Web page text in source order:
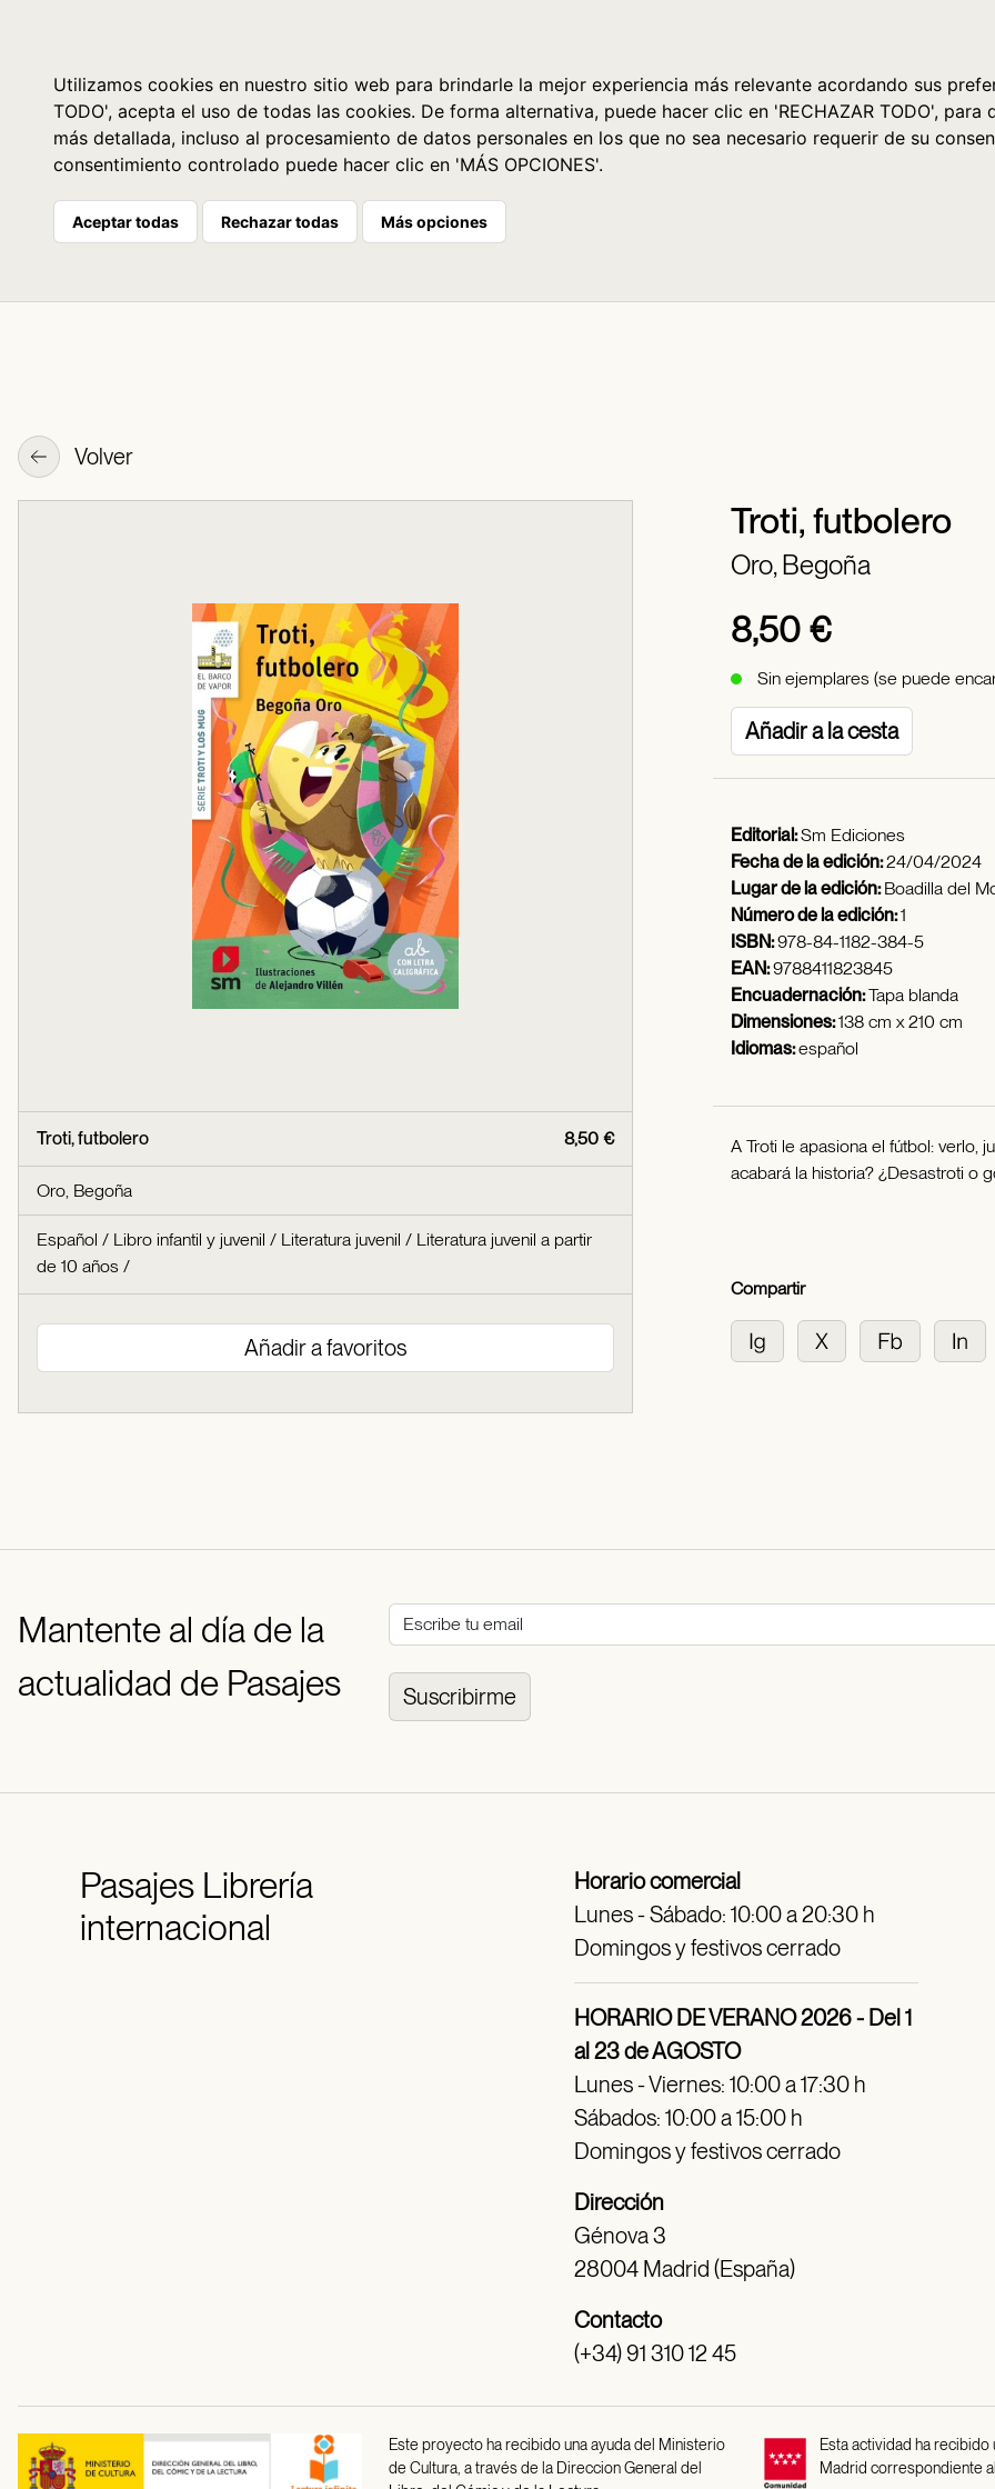
Utilizamos cookies en nuestro sitio web para brindarle la mejor experiencia más relevante acordando sus
TODO', acepta el uso de todas las cookies. De forma alternativa, puede hacer clic en 'RECHAZAR TODO',
más detallada, incluso al procesamiento de datos personales en los que no sea necesario requerir de su
consentimiento controlado puede hacer clic en 'MÁS OPCIONES'.
Aceptar todas Rechazar todas Más opciones
Volver
Troti, futbolero
Oro, Begoña
8,50 €
Sin ejemplares (se puede
Añadir a la cesta
8,50 €
Troti, futbolero
Oro, Begoña
Español / Libro infantil y juvenil / Literatura juvenil / Literatura juvenil a partir
de 10 años /
Añadir a favoritos
Editorial:Sm Ediciones
Fecha de la edición:24/04/2024
Lugar de la edición:Boadilla del
Número de la edición:1
ISBN:978-84-1182-384-5
EAN:9788411823845
Encuadernación:Tapa blanda
Dimensiones:138 cm x 210 cm
Idiomas:español
A Troti le apasiona el fútbol: verlo,
acabará la historia? ¿Desastroti o
Compartir
Mantente al día de la
actualidad de Pasajes
Suscribirme
PasajesLibrería
internacional
Horario comercial
Lunes - Sábado: 10:00 a 20:30 h
Domingos y festivos cerrado
HORARIO DE VERANO 2026 - Del 1
al 23 de AGOSTO
Lunes - Viernes: 10:00 a 17:30 h
Sábados: 10:00 a 15:00 h
Domingos y festivos cerrado
Dirección
Génova 3
28004 Madrid (España)
Contacto
(+34) 91 310 12 45
Este proyecto ha recibido una ayuda del Ministerio
de Cultura, a través de la Direccion General del
Esta actividad ha
Madrid correspondiente